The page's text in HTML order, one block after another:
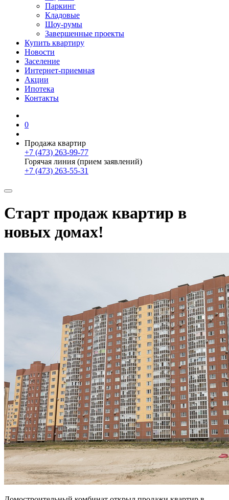
Паркинг
Кладовые
Шоу-румы
Завершенные проекты
Купить квартиру
Новости
Заселение
Интернет-приемная
Акции
Ипотека
Контакты
0
Продажа квартир
+7 (473) 263-99-77
Горячая линия (прием заявлений)
+7 (473) 263-55-31
Старт продаж квартир в
новых домах!